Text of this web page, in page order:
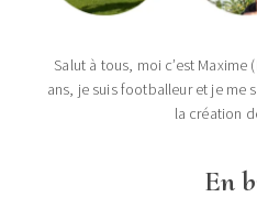
Salut à tous, moi c’est Maxime
ans, je suis footballeur et je me
la création
En